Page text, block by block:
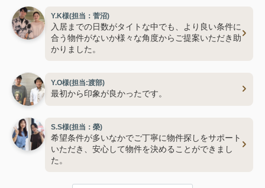
Y.K様(担当：菅沼)
入居までの日数がタイトな中でも、より良い条件に
合う物件がないか様々な角度からご提案いただき助
かりました。
Y.O様(担当:渡部)
最初から印象が良かったです。
S.S様(担当：榮)
希望条件が多いなかでご丁寧に物件探しをサポート
いただき、安心して物件を決めることができまし
た。